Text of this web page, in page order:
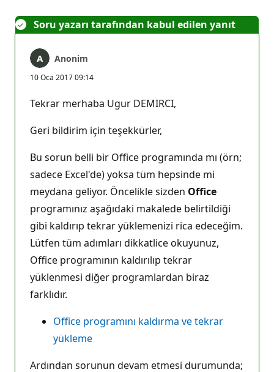
Soru yazarı tarafından kabul edilen yanıt
Anonim
10 Oca 2017 09:14
Tekrar merhaba Ugur DEMIRCI,
Geri bildirim için teşekkürler,
Bu sorun belli bir Office programında mı (örn;
sadece Excel'de) yoksa tüm hepsinde mi
meydana geliyor. Öncelikle sizden Office
programınız aşağıdaki makalede belirtildiği
gibi kaldırıp tekrar yüklemenizi rica edeceğim.
Lütfen tüm adımları dikkatlice okuyunuz,
Office programının kaldırılıp tekrar
yüklenmesi diğer programlardan biraz
farklıdır.
Office programını kaldırma ve tekrar
yükleme
Ardından sorunun devam etmesi durumunda;